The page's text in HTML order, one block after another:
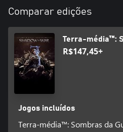
Comparar edições
Terra-média™:
R$147,45+
Jogos incluídos
Terra-média™: Sombras da